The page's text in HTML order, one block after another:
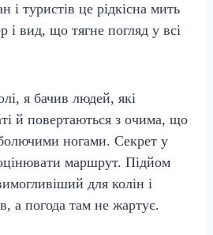
і туристів це рідкісна мить
і вид, що тягне погляд у всі
я бачив людей, які
й повертаються з очима, що
болючими ногами. Секрет у
маршрут. Підйом
для колін і
а погода там не жартує.